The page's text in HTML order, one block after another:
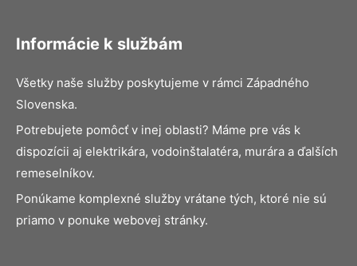
Informácie k službám
Všetky naše služby poskytujeme v rámci Západného
Slovenska.
Potrebujete pomôcť v inej oblasti? Máme pre vás k
dispozícii aj elektrikára, vodoinštalatéra, murára a ďalších
remeselníkov.
Ponúkame komplexné služby vrátane tých, ktoré nie sú
priamo v ponuke webovej stránky.